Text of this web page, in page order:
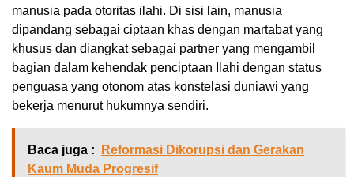
manusia pada otoritas ilahi. Di sisi lain, manusia
dipandang sebagai ciptaan khas dengan martabat yang
khusus dan diangkat sebagai partner yang mengambil
bagian dalam kehendak penciptaan Ilahi dengan status
penguasa yang otonom atas konstelasi duniawi yang
bekerja menurut hukumnya sendiri.
Baca juga :
Reformasi Dikorupsi dan Gerakan
Kaum Muda Progresif